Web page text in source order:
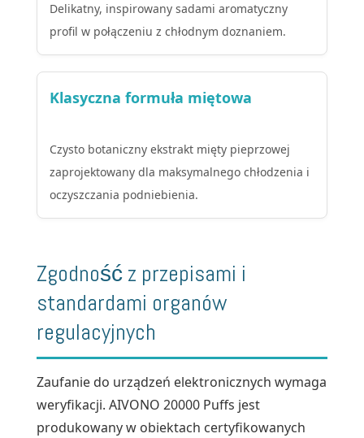
Delikatny, inspirowany sadami aromatyczny
profil w połączeniu z chłodnym doznaniem.
Klasyczna formuła miętowa
Czysto botaniczny ekstrakt mięty pieprzowej
zaprojektowany dla maksymalnego chłodzenia i
oczyszczania podniebienia.
Zgodność z przepisami i
standardami organów
regulacyjnych
Zaufanie do urządzeń elektronicznych wymaga
weryfikacji. AIVONO 20000 Puffs jest
produkowany w obiektach certyfikowanych